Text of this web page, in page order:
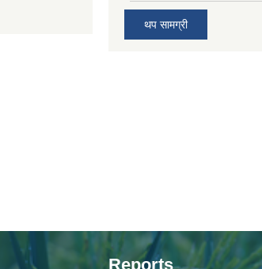
थप सामग्री
Reports